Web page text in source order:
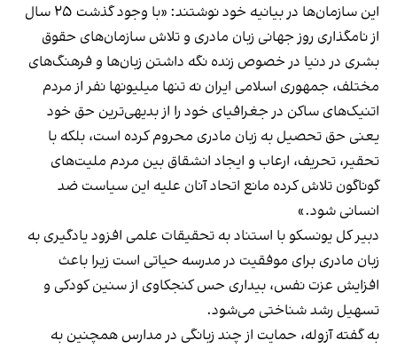
این سازمان‌ها در بیانیه خود نوشتند: «با وجود گذشت ۲۵ سال
از نامگذاری روز جهانی زبان مادری و تلاش سازمان‌های حقوق
بشری در دنیا در خصوص زنده نگه داشتن زبان‌ها و فرهنگ‌های
مختلف، جمهوری اسلامی ایران نه تنها میلیونها نفر از مردم
اتنیک‌های ساکن در جغرافیای خود را از بدیهی‌ترین حق خود
یعنی حق تحصیل به زبان مادری محروم کرده است، بلکه با
تحقیر، تحریف، ارعاب و ایجاد انشقاق بین مردم ملیت‌های
گوناگون تلاش کرده مانع اتحاد آنان علیه این سیاست ضد
انسانی شود.»
دبیر کل یونسکو با استناد به تحقیقات علمی افزود یادگیری به
زبان مادری برای موفقیت در مدرسه حیاتی است زیرا باعث
افزایش عزت نفس، بیداری حس کنجکاوی از سنین کودکی و
تسهیل رشد شناختی می‌شود.
به گفته آزوله، حمایت از چند‌ زبانگی در مدارس همچنین به